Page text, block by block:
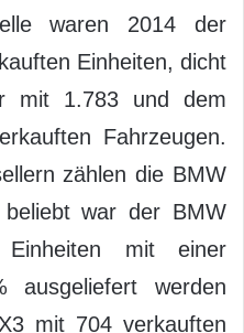
waren 2014 der
Einheiten, dicht
mit 1.783 und dem
Fahrzeugen.
zählen die BMW
war der BMW
mit einer
ausgeliefert werden
mit 704 verkauften